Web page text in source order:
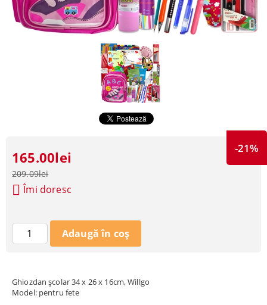
Ghiozdan școlar 34 x 26 x 16cm, Willgo
Model: pentru fete
-21%
165.00lei
209.09lei
Îmi doresc